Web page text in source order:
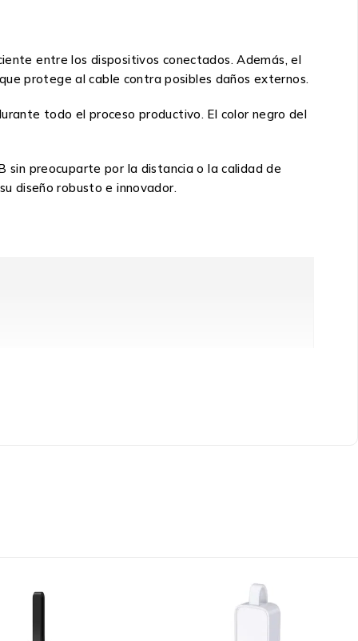
entre los dispositivos conectados. Además, el
protege al cable contra posibles daños externos.
todo el proceso productivo. El color negro del
sin preocuparte por la distancia o la calidad de
diseño robusto e innovador.